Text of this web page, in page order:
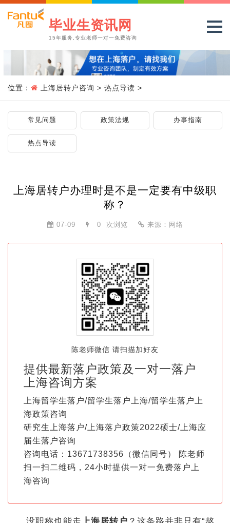
毕业生资讯网
15年服务,专业老师一对一免费咨询
位置： 上海居转户咨询 > 热点导读 >
常见问题 政策法规 办事指南
热点导读
上海居转户办理时是不是一定要有中级职
称？
07-09 0 次浏览 来源：网络
陈老师微信 请扫描加好友
提供最新落户政策及一对一落户
上海咨询方案
上海留学生落户/留学生落户上海/留学生落户上
海政策咨询
研究生上海落户/上海落户政策2022硕士/上海应
届生落户咨询
咨询电话：13671738356（微信同号） 陈老师
扫一扫二维码，24小时提供一对一免费落户上
海咨询